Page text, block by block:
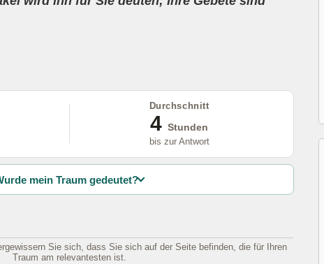
Durchschnitt
4 Stunden
bis zur Antwort
mein Traum gedeutet?
Sie sich, dass Sie sich auf der Seite befinden, die für Ihren
Traum am relevantesten ist.